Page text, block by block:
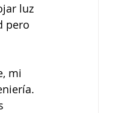
luz
pero
mi